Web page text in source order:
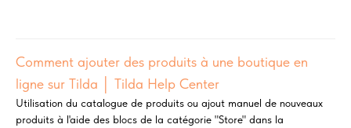
Comment ajouter des produits à une boutique en
ligne sur Tilda │ Tilda Help Center
Utilisation du catalogue de produits ou ajout manuel de nouveaux
produits à l'aide des blocs de la catégorie "Store" dans la